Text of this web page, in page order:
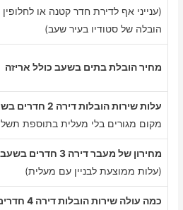
(ענייני אף לדירת חדר קטנה או לחלופין
הובלה של סטודיו בעיר שעב)
מחיר הובלת בתים בשעב כולל אריזה
עלות שירות הובלות דירה 2 חדרים בשעב
מקום מגורים בלי מעלית בתוספת
מחירון של מעבר דירה 3 חדרים בשעב
(עלות ממוצעת לבניין עם מעלית)
כמה עולה שירות הובלות דירה 4